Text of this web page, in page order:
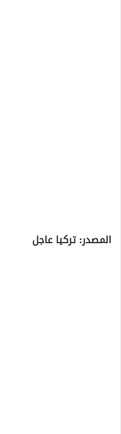
المصدر: تركيا عاجل